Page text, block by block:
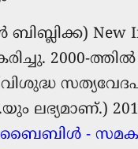
New
2000-
'വിശുദ്ധ
ലഭ്യമാണ്.)
ബൈബിള്‍ -